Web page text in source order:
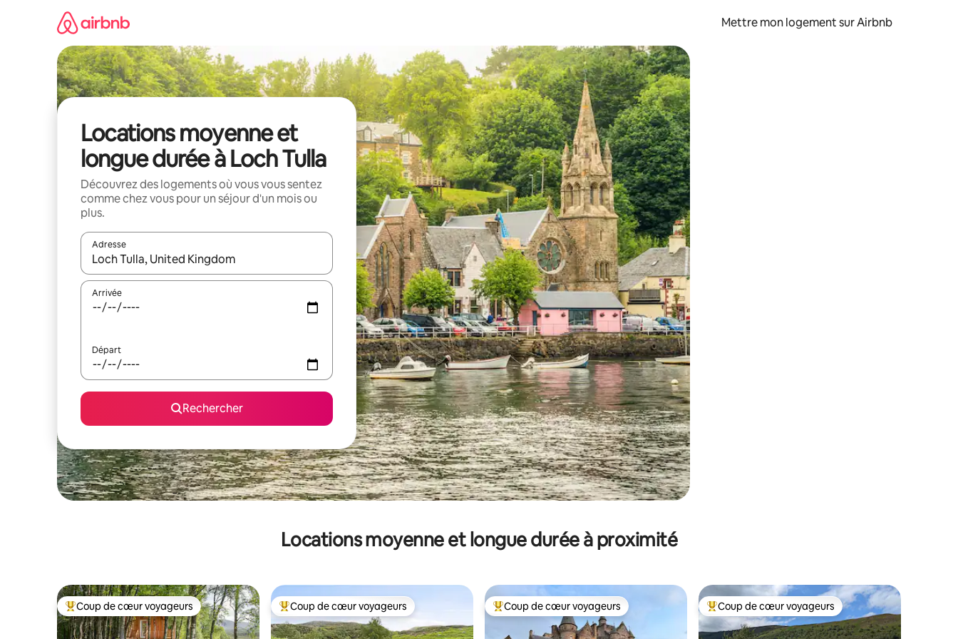
Mettre mon logement sur Airbnb
Locations moyenne et
longue durée à Loch Tulla
Découvrez des logements où vous vous sentez
comme chez vous pour un séjour d'un mois ou
plus.
Adresse
Lorsque les résultats s'affichent, utilisez les flèches vers le haut et vers le bas pour les parcourir ou en appuyant et en faisant glisser.
Arrivée
Départ
Rechercher
Locations moyenne et longue durée à proximité
Coups de cœur voyageurs les plus appréciés
Coup de cœur voyageurs Coups de cœur voyageurs les plus appréciés
Coup de cœur voyageurs Coups de cœur voyageurs les plus appréciés
Coup de cœur voyageurs Coups de cœur voyageurs les plus appréciés
Coup de cœur voyageurs